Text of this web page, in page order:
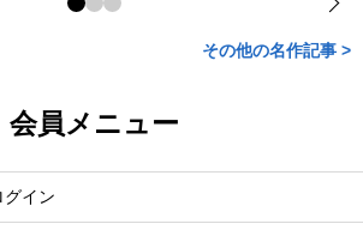
その他の名作記事 >
会員メニュー
グイン